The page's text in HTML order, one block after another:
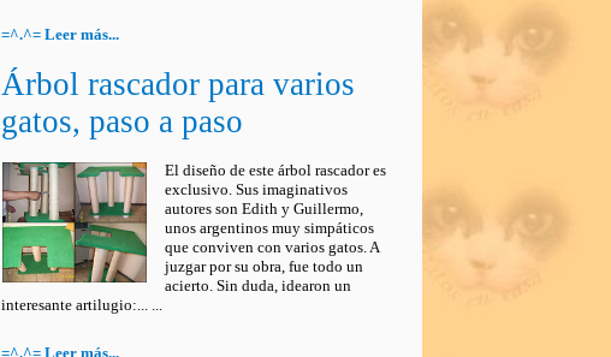
=^.^= Leer más...
Árbol rascador para varios
gatos, paso a paso
El diseño de este árbol rascador es
exclusivo. Sus imaginativos
autores son Edith y Guillermo,
unos argentinos muy simpáticos
que conviven con varios gatos. A
juzgar por su obra, fue todo un
acierto. Sin duda, idearon un
interesante artilugio:... ...
=^.^= Leer más...